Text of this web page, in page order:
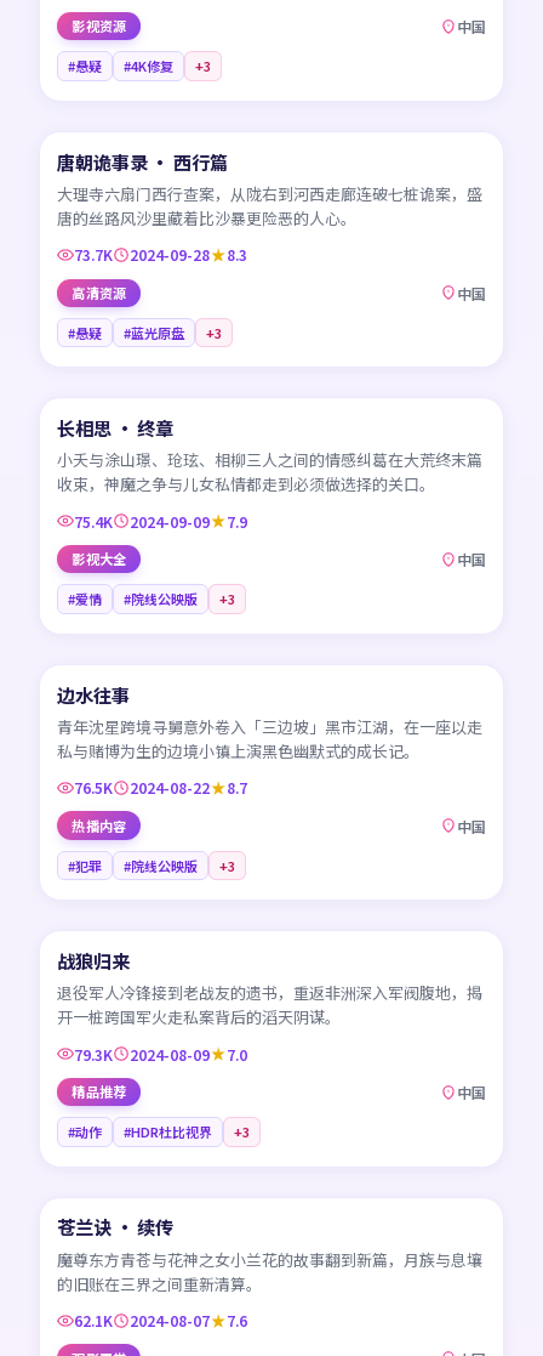
影视资源 中国
#悬疑 #4K修复 +3
CN
唐朝诡事录 · 西行篇
大理寺六扇门西行查案，从陇右到河西走廊连破七桩诡案，盛
唐的丝路风沙里藏着比沙暴更险恶的人心。
73.7K 2024-09-28 8.3
高清资源 中国
#悬疑 #蓝光原盘 +3
CN
长相思 · 终章
小夭与涂山璟、玱玹、相柳三人之间的情感纠葛在大荒终末篇
收束，神魔之争与儿女私情都走到必须做选择的关口。
75.4K 2024-09-09 7.9
影视大全 中国
#爱情 #院线公映版 +3
CN
边水往事
青年沈星跨境寻舅意外卷入「三边坡」黑市江湖，在一座以走
私与赌博为生的边境小镇上演黑色幽默式的成长记。
76.5K 2024-08-22 8.7
热播内容 中国
#犯罪 #院线公映版 +3
CN
战狼归来
退役军人冷锋接到老战友的遗书，重返非洲深入军阀腹地，揭
开一桩跨国军火走私案背后的滔天阴谋。
79.3K 2024-08-09 7.0
精品推荐 中国
#动作 #HDR杜比视界 +3
CN
苍兰诀 · 续传
魔尊东方青苍与花神之女小兰花的故事翻到新篇，月族与息壤
的旧账在三界之间重新清算。
62.1K 2024-08-07 7.6